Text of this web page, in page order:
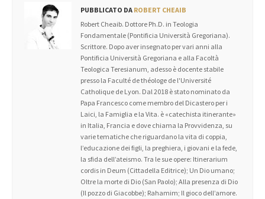
PUBBLICATO DA ROBERT CHEAIB
Robert Cheaib. Dottore Ph.D. in Teologia
Fondamentale (Pontificia Università Gregoriana).
Scrittore. Dopo aver insegnato per vari anni alla
Pontificia Università Gregoriana e alla Facoltà
Teologica Teresianum, adesso è docente stabile
presso la Faculté de théologe de l'Université
Catholique de Lyon. Dal 2018 è stato nominato da
Papa Francesco come membro del Dicastero per i
Laici, la Famiglia e la Vita. è «catechista itinerante»
in Italia, Francia e dove chiama la Provvidenza, su
varie tematiche che riguardano la vita di coppia,
l’educazione dei figli, la preghiera, i giovani e la fede,
la sfida dell’ateismo. Tra le sue opere: Itinerarium
cordis in Deum (Cittadella Editrice); Un Dio umano;
Oltre la morte di Dio (San Paolo); Alla presenza di Dio
(Il pozzo di Giacobbe); Rahamim; Il gioco dell’amore.